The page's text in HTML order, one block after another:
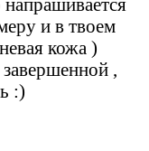
и в твоем
кожа )
завершенной ,
:)